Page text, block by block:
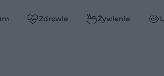
Zdrowie Żywienie